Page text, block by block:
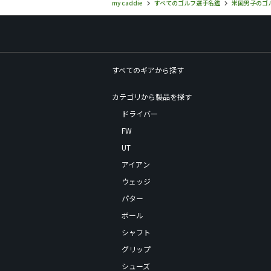
my caddie すべてのゴルフ選手名鑑 米国男子のゴ
すべてのギアから探す
カテゴリから製品を探す
ドライバー
FW
UT
アイアン
ウェッジ
パター
ボール
シャフト
グリップ
シューズ